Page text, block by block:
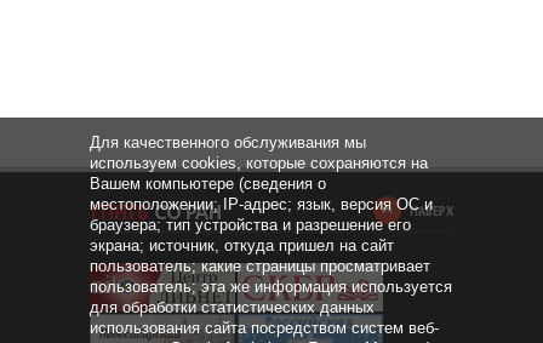
НАВЕРХ
Для качественного обслуживания мы
используем cookies, которые сохраняются на
Вашем компьютере (сведения о
местоположении; IP-адрес; язык, версия ОС и
браузера; тип устройства и разрешение его
экрана; источник, откуда пришел на сайт
пользователь; какие страницы просматривает
пользователь; эта же информация используется
для обработки статистических данных
использования сайта посредством систем веб-